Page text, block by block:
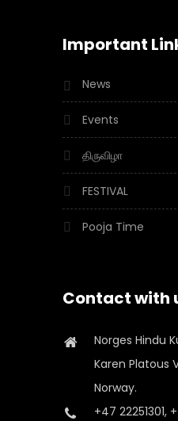
Important
News
Events
திருவிழா
FESTIVAL
Pooja Time
Contact with
Norges Hindu
Karen Platous
Norway.
+47 22251301,